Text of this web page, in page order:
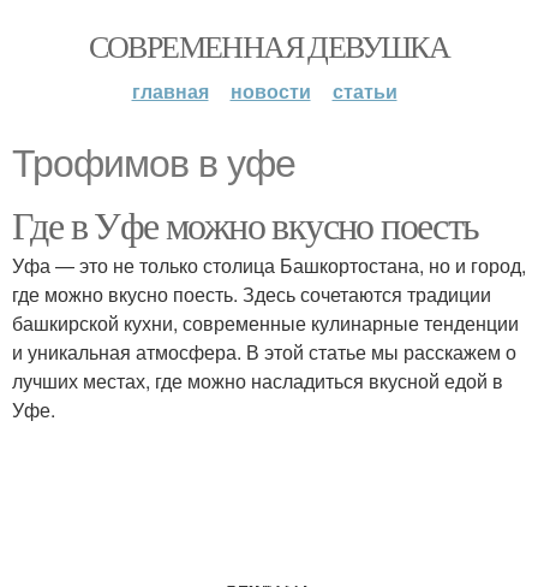
СОВРЕМЕННАЯ ДЕВУШКА
главная новости статьи
Трофимов в уфе
Где в Уфе можно вкусно поесть
Уфа — это не только столица Башкортостана, но и город,
где можно вкусно поесть. Здесь сочетаются традиции
башкирской кухни, современные кулинарные тенденции
и уникальная атмосфера. В этой статье мы расскажем о
лучших местах, где можно насладиться вкусной едой в
Уфе.